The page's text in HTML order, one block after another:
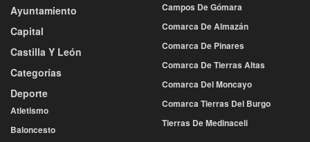
Ayuntamiento
Capital
Castilla Y León
Categorías
Deporte
Atletismo
Baloncesto
Campos De Gómara
Comarca De Almazán
Comarca De Pinares
Comarca De Tierras Altas
Comarca Del Moncayo
Comarca Tierras Del Burgo
Tierras De Medinaceli